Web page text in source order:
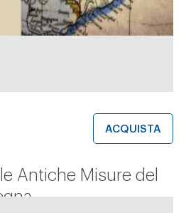
Antiche Misure del
ACQUISTA